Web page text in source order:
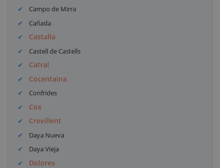
Campo de Mirra
Cañada
Castalla
Castell de Castells
Catral
Cocentaina
Confrides
Cox
Crevillent
Daya Nueva
Daya Vieja
Dolores